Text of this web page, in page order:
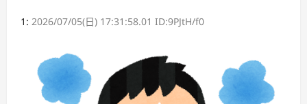
1: 2026/07/05(日) 17:31:58.01 ID:9PJtH/f0